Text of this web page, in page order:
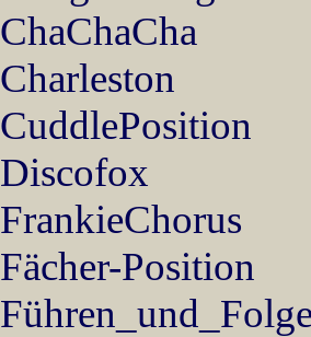
ChaChaCha
Charleston
CuddlePosition
Discofox
FrankieChorus
Fächer-Position